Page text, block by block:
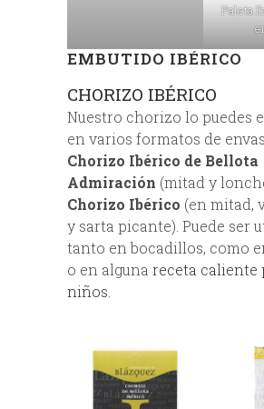
Paleta
EMBUTIDO IBÉRICO
CHORIZO IBÉRICO
Nuestro chorizo lo puedes
en varios formatos de
Chorizo Ibérico de Bellota
Admiración (mitad y
Chorizo Ibérico (en mitad,
y sarta picante). Puede ser
tanto en bocadillos, como
o en alguna receta caliente
niños